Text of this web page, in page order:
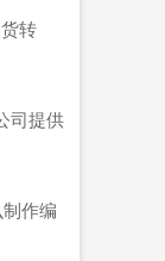
转
司提供
作编